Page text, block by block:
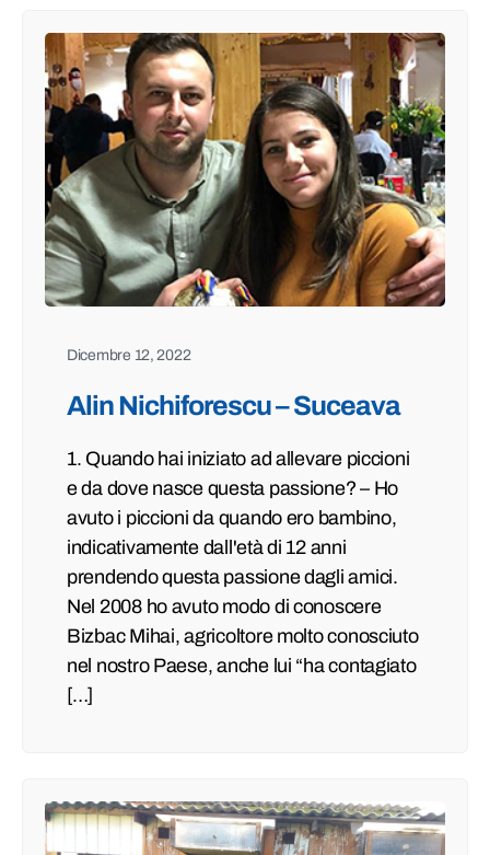
Dicembre 12, 2022
Alin Nichiforescu – Suceava
1. Quando hai iniziato ad allevare piccioni
e da dove nasce questa passione? – Ho
avuto i piccioni da quando ero bambino,
indicativamente dall'età di 12 anni
prendendo questa passione dagli amici.
Nel 2008 ho avuto modo di conoscere
Bizbac Mihai, agricoltore molto conosciuto
nel nostro Paese, anche lui “ha contagiato
[…]